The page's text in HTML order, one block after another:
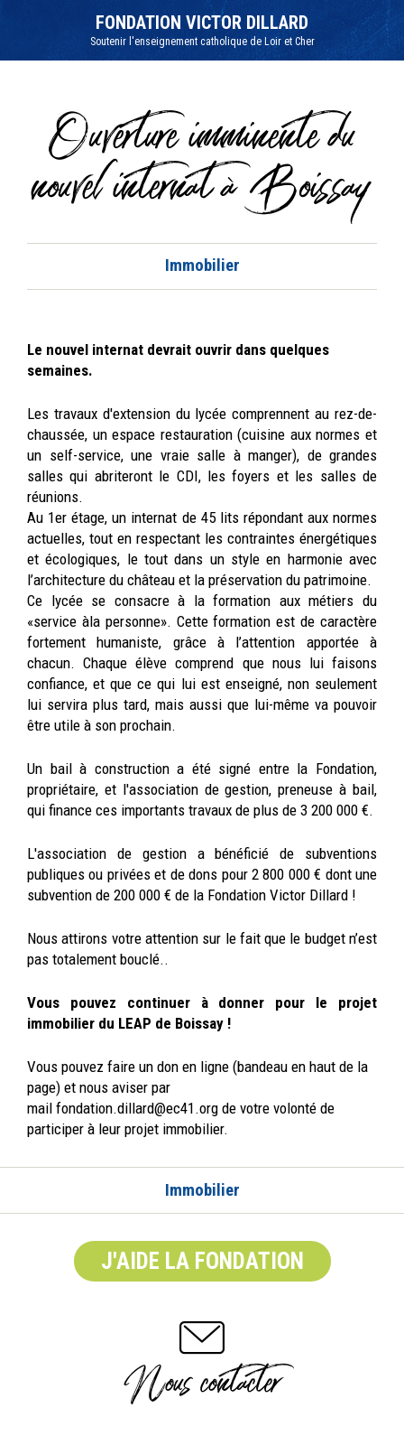
la
FONDATION VICTOR DILLARD
Soutenir l'enseignement catholique de Loir et Cher
Ouverture imminente du
nouvel internat à Boissay
Immobilier
Le nouvel internat devrait ouvrir dans quelques
semaines.
Les travaux d'extension du lycée comprennent au rez-de-
chaussée, un espace restauration (cuisine aux normes et
un self-service, une vraie salle à manger), de grandes
salles qui abriteront le CDI, les foyers et les salles de
réunions.
Au 1er étage, un internat de 45 lits répondant aux normes
actuelles, tout en respectant les contraintes énergétiques
et écologiques, le tout dans un style en harmonie avec
l’architecture du château et la préservation du patrimoine.
Ce lycée se consacre à la formation aux métiers du
«service àla personne». Cette formation est de caractère
fortement humaniste, grâce à l’attention apportée à
chacun. Chaque élève comprend que nous lui faisons
confiance, et que ce qui lui est enseigné, non seulement
lui servira plus tard, mais aussi que lui-même va pouvoir
être utile à son prochain.
Un bail à construction a été signé entre la Fondation,
propriétaire, et l'association de gestion, preneuse à bail,
qui finance ces importants travaux de plus de 3 200 000 €.
L'association de gestion a bénéficié de subventions
publiques ou privées et de dons pour 2 800 000 € dont une
subvention de 200 000 € de la Fondation Victor Dillard !
Nous attirons votre attention sur le fait que le budget n’est
pas totalement bouclé..
Vous pouvez continuer à donner pour le projet
immobilier du LEAP de Boissay !
Vous pouvez faire un don en ligne (bandeau en haut de la
page) et nous aviser par
mail fondation.dillard@ec41.org de votre volonté de
participer à leur projet immobilier.
Immobilier
J'AIDE LA FONDATION
Nous contacter